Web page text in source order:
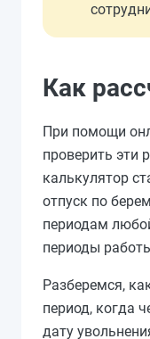
Как
При помощи
проверить эти
калькулятор
отпуск по
периодам
периоды
Разберемся,
период, когда
дату